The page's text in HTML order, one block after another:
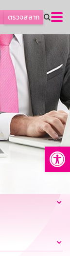
ตรวจสลาก